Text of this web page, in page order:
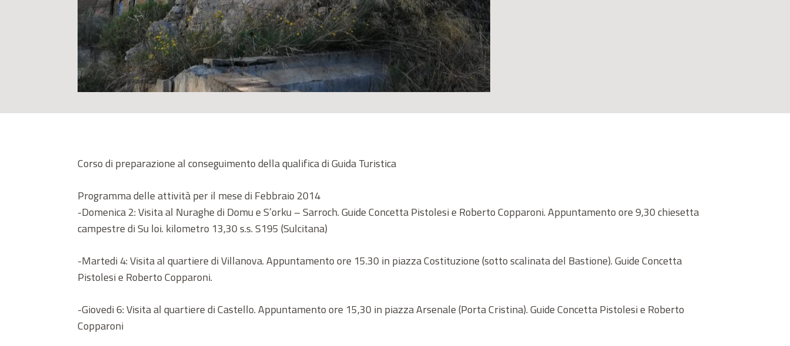
Corso di preparazione al conseguimento della qualifica di Guida Turistica
Programma delle attività per il mese di Febbraio 2014
-Domenica 2: Visita al Nuraghe di Domu e S’orku – Sarroch. Guide Concetta Pistolesi e Roberto Copparoni. Appuntamento ore 9,30 chiesetta
campestre di Su loi. kilometro 13,30 s.s. S195 (Sulcitana)
-Martedi 4: Visita al quartiere di Villanova. Appuntamento ore 15.30 in piazza Costituzione (sotto scalinata del Bastione). Guide Concetta
Pistolesi e Roberto Copparoni.
-Giovedi 6: Visita al quartiere di Castello. Appuntamento ore 15,30 in piazza Arsenale (Porta Cristina). Guide Concetta Pistolesi e Roberto
Copparoni